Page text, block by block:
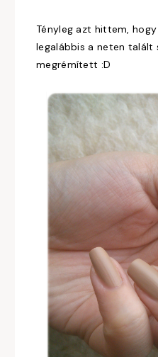
Tényleg azt hittem, hogy
legalábbis a neten talált
megrémített :D